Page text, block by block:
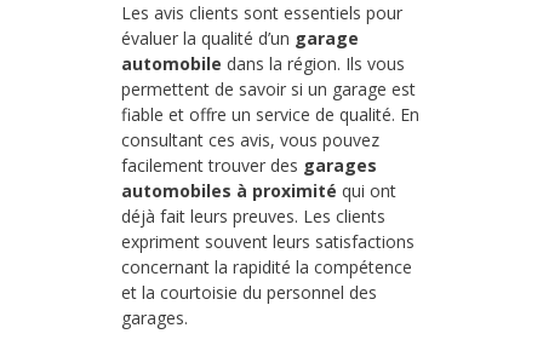
Les avis clients sont essentiels pour
évaluer la qualité d’un garage
automobile dans la région. Ils vous
permettent de savoir si un garage est
fiable et offre un service de qualité. En
consultant ces avis, vous pouvez
facilement trouver des garages
automobiles à proximité qui ont
déjà fait leurs preuves. Les clients
expriment souvent leurs satisfactions
concernant la rapidité la compétence
et la courtoisie du personnel des
garages.